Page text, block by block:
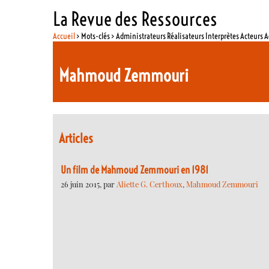
La Revue des Ressources
Accueil> Mots-clés > Administrateurs Réalisateurs Interprètes Acteurs
Mahmoud Zemmouri
Articles
Un film de Mahmoud Zemmouri en 1981
26 juin 2015, parAliette G. Certhoux, Mahmoud Zemmouri